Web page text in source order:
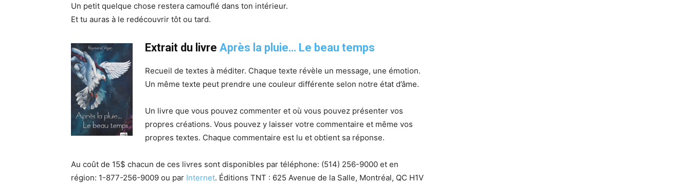
Un petit quelque chose restera camouflé dans ton intérieur.
Et tu auras à le redécouvrir tôt ou tard.
Extrait du livre Après la pluie… Le beau temps
Recueil de textes à méditer. Chaque texte révèle un message, une émotion.
Un même texte peut prendre une couleur différente selon notre état d’âme.
Un livre que vous pouvez commenter et où vous pouvez présenter vos
propres créations. Vous pouvez y laisser votre commentaire et même vos
propres textes. Chaque commentaire est lu et obtient sa réponse.
Au coût de 15$ chacun de ces livres sont disponibles par téléphone: (514) 256-9000 et en
région: 1-877-256-9009 ou par Internet. Éditions TNT : 625 Avenue de la Salle, Montréal, QC H1V